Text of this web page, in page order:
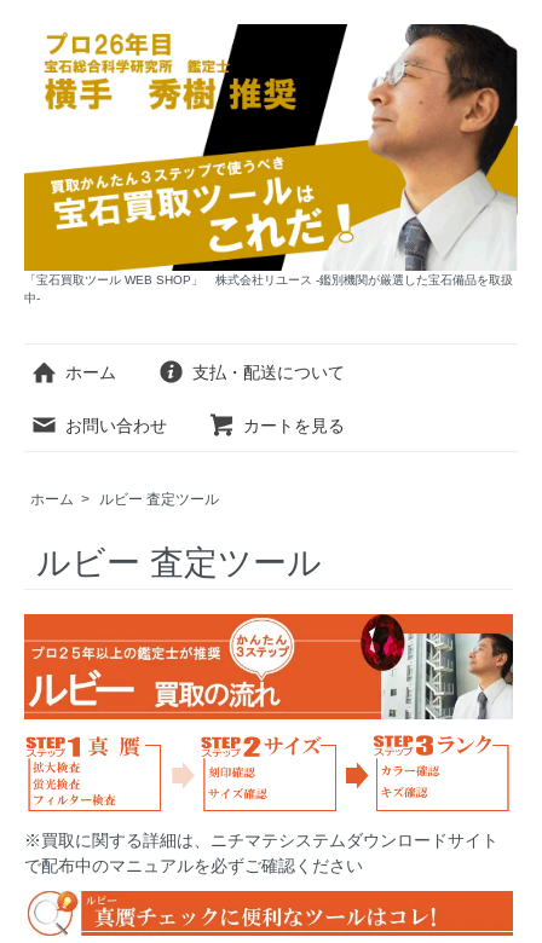
「宝石買取ツール WEB SHOP」 株式会社リユース -鑑別機関が厳選した宝石備品を取扱
中-
ホーム 支払・配送について
お問い合わせ カートを見る
ホーム > ルビー 査定ツール
ルビー 査定ツール
※買取に関する詳細は、ニチマテシステムダウンロードサイト
で配布中のマニュアルを必ずご確認ください